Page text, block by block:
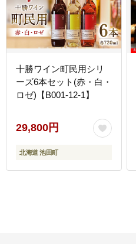
十勝ワイン町民用シリ
ーズ6本セット(赤・白・
ロゼ)【B001-12-1】
29,800円
北海道 池田町